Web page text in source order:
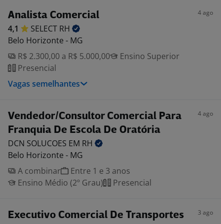
Analista Comercial 4 ago
4,1 SELECT RH
Belo Horizonte - MG
R$ 2.300,00 a R$ 5.000,00
Ensino Superior
Presencial
Vagas semelhantes
Vendedor/Consultor Comercial Para
Franquia De Escola De Oratória
4 ago
DCN SOLUCOES EM RH
Belo Horizonte - MG
A combinar
Entre 1 e 3 anos
Ensino Médio (2º Grau)
Presencial
Executivo Comercial De Transportes 3 ago